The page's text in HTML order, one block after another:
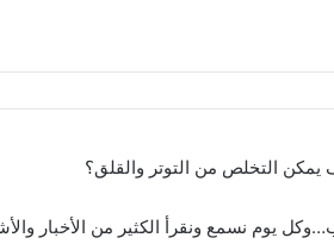
يوم نسمع ونقرأ الكثير من الأخبار